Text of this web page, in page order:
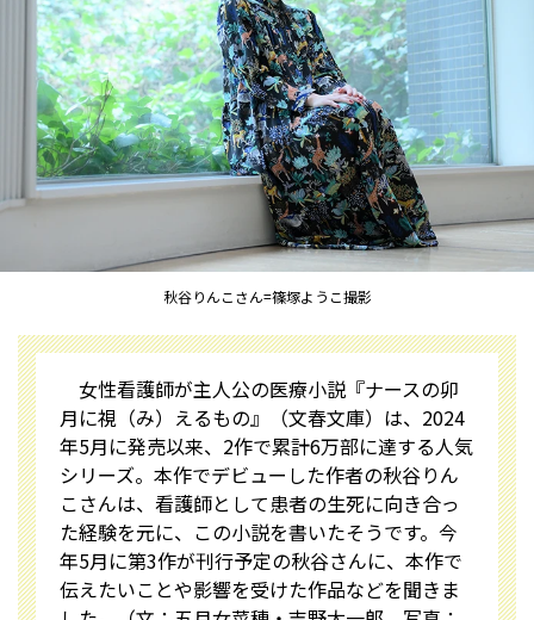
秋谷りんこさん=篠塚ようこ撮影
女性看護師が主人公の医療小説『ナースの卯
月に視（み）えるもの』（文春文庫）は、2024
年5月に発売以来、2作で累計6万部に達する人気
シリーズ。本作でデビューした作者の秋谷りん
こさんは、看護師として患者の生死に向き合っ
た経験を元に、この小説を書いたそうです。今
年5月に第3作が刊行予定の秋谷さんに、本作で
伝えたいことや影響を受けた作品などを聞きま